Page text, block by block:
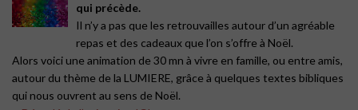
qui précède.
Il n’y a pas que les retrouvailles autour d’un agréable
repas et des cadeaux que l’on s’offre à Noël.
Alors voici une animation de 30 mn à vivre en famille, ou entre amis,
autour du thème de la LUMIERE, grâce à quelques textes bibliques
qui nous ouvrent au sens de Noël.